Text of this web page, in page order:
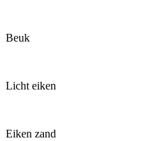
Beuk
Licht eiken
Eiken zand